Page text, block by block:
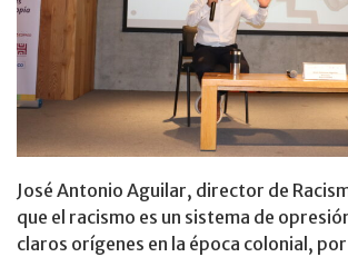
José Antonio Aguilar, director de
que el racismo es un sistema de
claros orígenes en la época colonial,